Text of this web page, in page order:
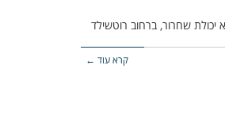
קרא עוד ←